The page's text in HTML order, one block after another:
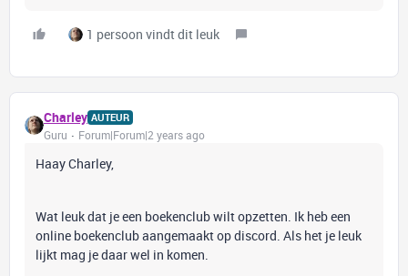
1 persoon vindt dit leuk
Charley AUTEUR
Guru Forum|Forum|2 years ago
Haay Charley,
Wat leuk dat je een boekenclub wilt opzetten. Ik heb een
online boekenclub aangemaakt op discord. Als het je leuk
lijkt mag je daar wel in komen.